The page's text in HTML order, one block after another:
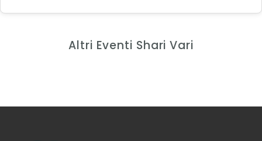
Altri Eventi Shari Vari